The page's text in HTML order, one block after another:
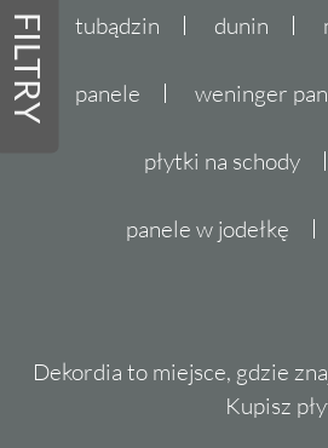
FILTRY tubądzin dunin
panele weninger
płytki na schody
panele w jodełkę
Dekordia to miejsce, gdzie
Kupisz